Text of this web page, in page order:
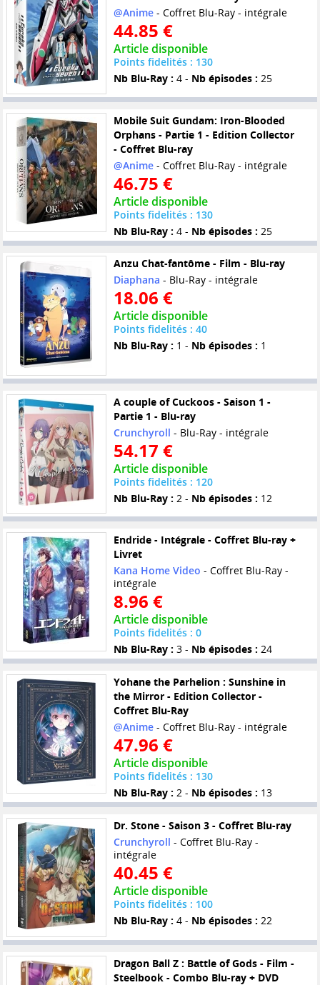
@Anime- Coffret Blu-Ray - intégrale
44.85 €
Article disponible
Points fidelités : 130
Nb Blu-Ray : 4 - Nb épisodes : 25
Mobile Suit Gundam: Iron-Blooded
Orphans - Partie 1 - Edition Collector
- Coffret Blu-ray
@Anime- Coffret Blu-Ray - intégrale
46.75 €
Article disponible
Points fidelités : 130
Nb Blu-Ray : 4 - Nb épisodes : 25
Anzu Chat-fantôme - Film - Blu-ray
Diaphana - Blu-Ray - intégrale
18.06 €
Article disponible
Points fidelités : 40
Nb Blu-Ray : 1 - Nb épisodes : 1
A couple of Cuckoos - Saison 1 -
Partie 1 - Blu-ray
Crunchyroll - Blu-Ray - intégrale
54.17 €
Article disponible
Points fidelités : 120
Nb Blu-Ray : 2 - Nb épisodes : 12
Endride - Intégrale - Coffret Blu-ray +
Livret
Kana Home Video - Coffret Blu-Ray -
intégrale
8.96 €
Article disponible
Points fidelités : 0
Nb Blu-Ray : 3 - Nb épisodes : 24
Yohane the Parhelion : Sunshine in
the Mirror - Edition Collector -
Coffret Blu-Ray
@Anime- Coffret Blu-Ray - intégrale
47.96 €
Article disponible
Points fidelités : 130
Nb Blu-Ray : 2 - Nb épisodes : 13
Dr. Stone - Saison 3 - Coffret Blu-ray
Crunchyroll - Coffret Blu-Ray -
intégrale
40.45 €
Article disponible
Points fidelités : 100
Nb Blu-Ray : 4 - Nb épisodes : 22
Dragon Ball Z : Battle of Gods - Film -
Steelbook - Combo Blu-ray + DVD